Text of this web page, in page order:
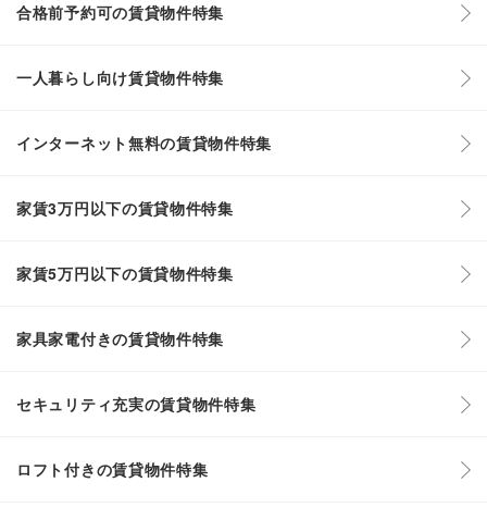
合格前予約可の賃貸物件特集
一人暮らし向け賃貸物件特集
インターネット無料の賃貸物件特集
家賃3万円以下の賃貸物件特集
家賃5万円以下の賃貸物件特集
家具家電付きの賃貸物件特集
セキュリティ充実の賃貸物件特集
ロフト付きの賃貸物件特集